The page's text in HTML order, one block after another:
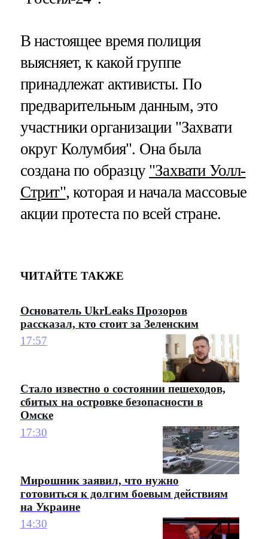
В настоящее время полиция
выясняет, к какой группе
принадлежат активисты. По
предварительным данным, это
участники организации "Захвати
округ Колумбия". Она была
создана по образцу "Захвати Уолл-
Стрит", которая и начала массовые
акции протеста по всей стране.
ЧИТАЙТЕ ТАКЖЕ
Основатель UkrLeaks Прозоров
рассказал, кто стоит за Зеленским
17:57
Стало известно о состоянии пешеходов,
сбитых на островке безопасности в
Омске
17:30
Мирошник заявил, что нужно
готовиться к долгим боевым действиям
на Украине
14:30